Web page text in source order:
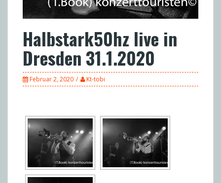
Halbstark50hz live in
Dresden 31.1.2020
Februar 2, 2020 Kt-tobi